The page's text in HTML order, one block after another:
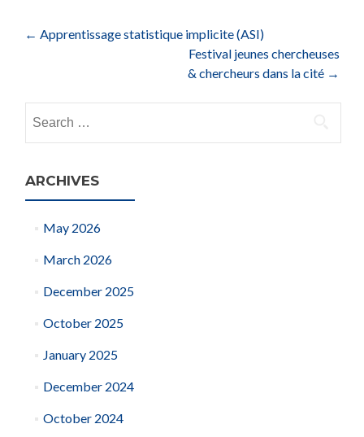
Post
← Apprentissage statistique implicite (ASI)
Festival jeunes chercheuses
& chercheurs dans la cité →
for:
ARCHIVES
May 2026
March 2026
December 2025
October 2025
January 2025
December 2024
October 2024